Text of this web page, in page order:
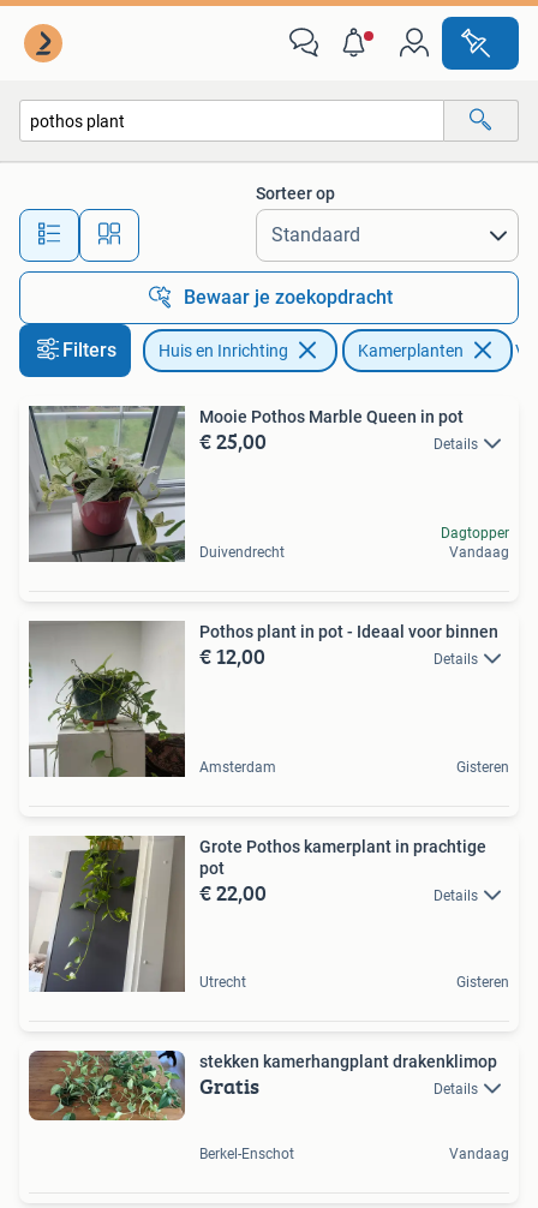
Alle afstanden…
Sorteer op
Bewaar je zoekopdracht
Filters Huis en Inrichting Kamerplanten
Mooie Pothos Marble Queen in pot
€ 25,00 Details
Duivendrecht
Dagtopper
Vandaag
Pothos plant in pot - Ideaal voor binnen
€ 12,00 Details
Amsterdam Gisteren
Grote Pothos kamerplant in prachtige
pot
€ 22,00 Details
Utrecht Gisteren
stekken kamerhangplant drakenklimop
Gratis Details
Berkel-Enschot Vandaag